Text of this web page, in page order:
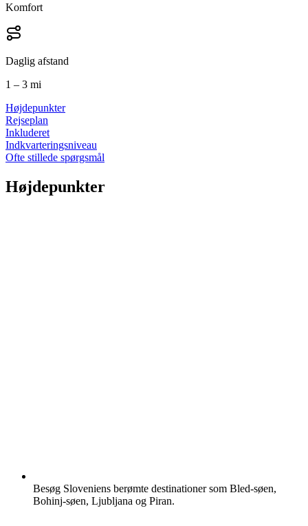
Komfort
Daglig afstand
1 – 3 mi
Højdepunkter
Rejseplan
Inkluderet
Indkvarteringsniveau
Ofte stillede spørgsmål
Højdepunkter
Besøg Sloveniens berømte destinationer som Bled-søen,
Bohinj-søen, Ljubljana og Piran.